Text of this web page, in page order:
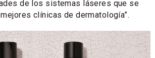
de los sistemas láseres que se
clínicas de dermatología”.